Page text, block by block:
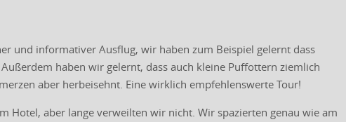
und informativer Ausflug, wir haben zum Beispiel gelernt dass
haben wir gelernt, dass auch kleine Puffottern ziemlich
aber herbeisehnt. Eine wirklich empfehlenswerte Tour!
aber lange verweilten wir nicht. Wir spazierten genau wie am